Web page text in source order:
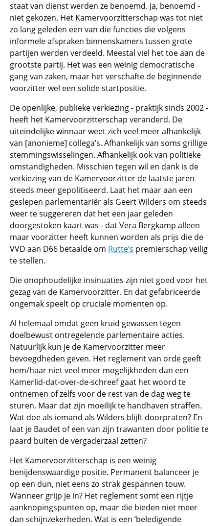
staat van dienst werden ze benoemd. Ja, benoemd -
niet gekozen. Het Kamervoorzitterschap was tot niet
zo lang geleden een van die functies die volgens
informele afspraken binnenskamers tussen grote
partijen werden verdeeld. Meestal viel het toe aan de
grootste partij. Het was een weinig democratische
gang van zaken, maar het verschafte de beginnende
voorzitter wel een solide startpositie.
De openlijke, publieke verkiezing - praktijk sinds 2002 -
heeft het Kamervoorzitterschap veranderd. De
uiteindelijke winnaar weet zich veel meer afhankelijk
van [anonieme] collega’s. Afhankelijk van soms grillige
stemmingswisselingen. Afhankelijk ook van politieke
omstandigheden. Misschien tegen wil en dank is de
verkiezing van de Kamervoorzitter de laatste jaren
steeds meer gepolitiseerd. Laat het maar aan een
geslepen parlementariër als Geert Wilders om steeds
weer te suggereren dat het een jaar geleden
doorgestoken kaart was - dat Vera Bergkamp alleen
maar voorzitter heeft kunnen worden als prijs die de
VVD aan D66 betaalde om Rutte’s premierschap veilig
te stellen.
Die onophoudelijke insinuaties zijn niet goed voor het
gezag van de Kamervoorzitter. En dat gefabriceerde
ongemak speelt op cruciale momenten op.
Al helemaal omdat geen kruid gewassen tegen
doelbewust ontregelende parlementaire acties.
Natuurlijk kun je de Kamervoorzitter meer
bevoegdheden geven. Het reglement van orde geeft
hem/haar niet veel meer mogelijkheden dan een
Kamerlid-dat-over-de-schreef gaat het woord te
ontnemen of zelfs voor de rest van de dag weg te
sturen. Maar dat zijn moeilijk te handhaven straffen.
Wat doe als iemand als Wilders blijft doorpraten? En
laat je Baudet of een van zijn trawanten door politie te
paard buiten de vergaderzaal zetten?
Het Kamervoorzitterschap is een weinig
benijdenswaardige positie. Permanent balanceer je
op een dun, niet eens zo strak gespannen touw.
Wanneer grijp je in? Het reglement somt een rijtje
aanknopingspunten op, maar die bieden niet meer
dan schijnzekerheden. Wat is een ‘beledigende